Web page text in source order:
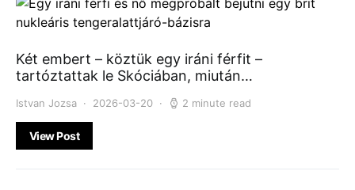
Két embert – köztük egy iráni férfit –
tartóztattak le Skóciában, miután…
Istvan Jozsa 2026-03-20 2 minute read
View Post